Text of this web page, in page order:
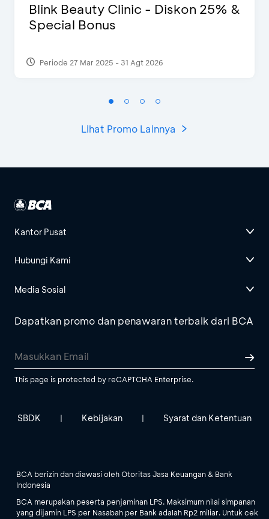
Blink Beauty Clinic - Diskon 25% &
Special Bonus
Periode 27 Mar 2025 - 31 Agt 2026
Lihat Promo Lainnya
Kantor Pusat
Hubungi Kami
Media Sosial
Dapatkan promo dan penawaran terbaik dari BCA
This page is protected by reCAPTCHA Enterprise.
SBDK | Kebijakan | Syarat dan Ketentuan
BCA berizin dan diawasi oleh Otoritas Jasa Keuangan & Bank
Indonesia
BCA merupakan peserta penjaminan LPS. Maksimum nilai simpanan
yang dijamin LPS per Nasabah per Bank adalah Rp2 miliar. Untuk cek